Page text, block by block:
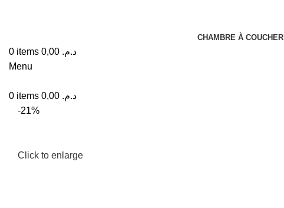
CHAMBRE À COUCHER
0 items د.م.
Menu
0 items د.م.
-21%
Click to enlarge